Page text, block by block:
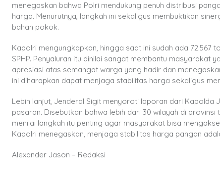
menegaskan bahwa Polri mendukung penuh distribusi
harga. Menurutnya, langkah ini sekaligus membuktikan
bahan pokok.
Kapolri mengungkapkan, hingga saat ini sudah ada 72.567
SPHP. Penyaluran itu dinilai sangat membantu masyarakat
apresiasi atas semangat warga yang hadir dan
ini diharapkan dapat menjaga stabilitas harga sekaligus
Lebih lanjut, Jenderal Sigit menyoroti laporan dari Kapolda
pasaran. Disebutkan bahwa lebih dari 30 wilayah di
menilai langkah itu penting agar masyarakat bisa
Kapolri menegaskan, menjaga stabilitas harga pangan
Alexander Jason – Redaksi